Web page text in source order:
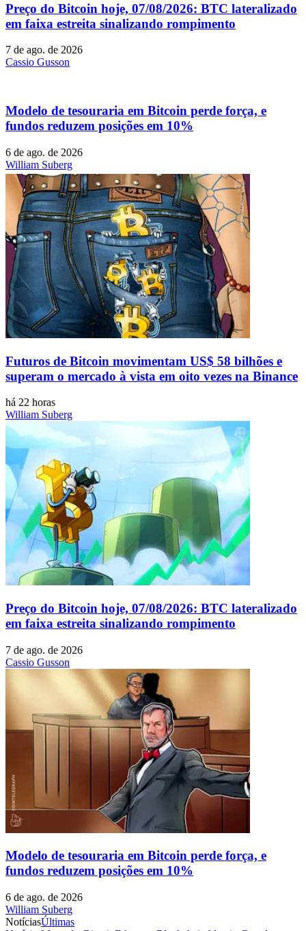
Preço do Bitcoin hoje, 07/08/2026: BTC lateralizado
em faixa estreita sinalizando rompimento
7 de ago. de 2026
Cassio Gusson
Modelo de tesouraria em Bitcoin perde força, e
fundos reduzem posições em 10%
6 de ago. de 2026
William Suberg
Futuros de Bitcoin movimentam US$ 58 bilhões e
superam o mercado à vista em oito vezes na Binance
há 22 horas
William Suberg
Preço do Bitcoin hoje, 07/08/2026: BTC lateralizado
em faixa estreita sinalizando rompimento
7 de ago. de 2026
Cassio Gusson
Modelo de tesouraria em Bitcoin perde força, e
fundos reduzem posições em 10%
6 de ago. de 2026
William Suberg
NotíciasÚltimas